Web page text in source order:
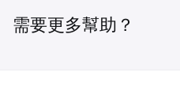
需要更多幫助？